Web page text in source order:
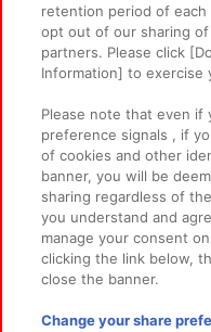
関連会社 サステ
プライバシーポリシー
カスタマーハラスメント対応
©Bandai
©Bandai
retention period of
opt out of our sharing
partners. Please click
Information] to exercise
Please note that even if
preference signals , if
of cookies and other
banner, you will be
sharing regardless of
you understand and
manage your consent
clicking the link below,
close the banner.
Change your share